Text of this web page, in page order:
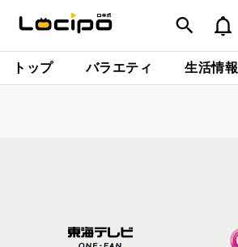
トップ バラエティ 生活情報